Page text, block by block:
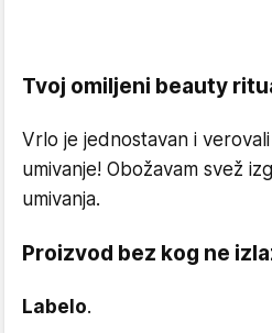
Tvoj omiljeni beauty
Vrlo je jednostavan i
umivanje! Obožavam svež
umivanja.
Proizvod bez kog ne
Labelo.